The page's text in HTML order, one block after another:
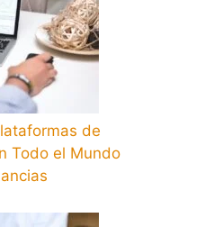
de
Todo el Mundo